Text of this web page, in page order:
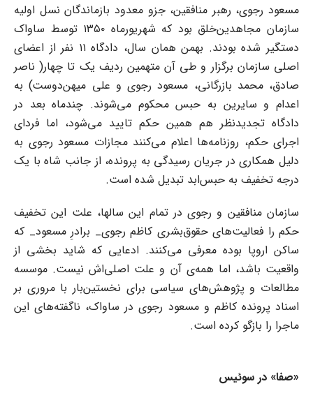
مسعود رجوی، رهبر منافقین، جزو معدود بازماندگان نسل اولیه
سازمان مجاهدین‌خلق بود که شهریورماه ۱۳۵۰ توسط ساواک
دستگیر شده بودند. بهمن همان سال، دادگاه ۱۱ نفر از اعضای
اصلی سازمان برگزار و طی آن متهمین ردیف یک تا چهار( ناصر
صادق، محمد بازرگانی، مسعود رجوی و علی میهن‌دوست) به
اعدام و سایرین به حبس محکوم می‌شوند. چندماه بعد در
دادگاه تجدیدنظر هم همین حکم تایید می‌شود، اما فردای
اجرای حکم، روزنامه‌ها اعلام می‌کنند مجازات مسعود رجوی به
دلیل همکاری‌ در جریان رسیدگی به پرونده، از جانب شاه با یک
درجه تخفیف به حبس‌ابد تبدیل شده است.
سازمان منافقین و رجوی در تمام این سالها، علت این تخفیف
حکم را فعالیت‌های حقوق‌بشری کاظم رجوی_ برادرِ مسعود_ که
ساکن اروپا بوده معرفی می‌کنند. ادعایی که شاید بخشی از
واقعیت باشد، اما همه‌ی آن و علت اصلی‌اش نیست. موسسه
مطالعات و پژوهش‌های سیاسی برای نخستین‌بار با مروری بر
اسناد پرونده کاظم و مسعود رجوی در ساواک، ناگفته‌های این
ماجرا را بازگو کرده است.
«صفا» در سوئیس